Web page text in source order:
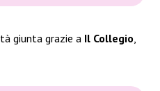
giunta grazie a Il Collegio